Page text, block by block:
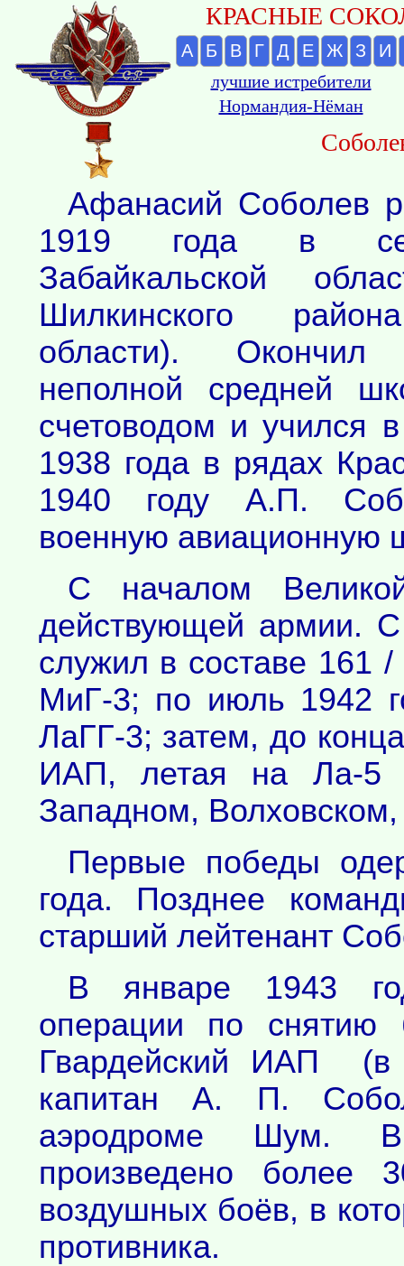
КРАСНЫЕ
А Б В Г Д Е Ж З И
лучшие истребители
Нормандия-Нёман
Афанасий Соболев
1919 года в
Забайкальской
Шилкинского
области).
неполной средней
счетоводом и учился
1938 года в рядах
1940 году А.П.
военную авиационную
С началом
действующей армии.
служил в составе 161
МиГ-3; по июль 1942
ЛаГГ-3; затем, до
ИАП, летая на Ла-
Западном,
Первые победы
года. Позднее
старший лейтенант
В январе 1943
операции по снятию
Гвардейский ИАП (в
капитан А. П.
аэродроме Шум.
произведено
воздушных боёв, в
противника.